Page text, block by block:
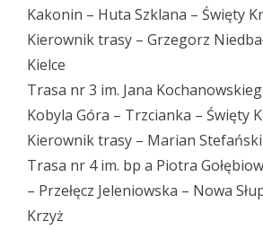
Kakonin – Huta Szklana – Święty
Kierownik trasy – Grzegorz
Kielce
Trasa nr 3 im. Jana
Kobyla Góra – Trzcianka – Święty
Kierownik trasy – Marian Stefański
Trasa nr 4 im. bp a Piotra
– Przełęcz Jeleniowska – Nowa
Krzyż